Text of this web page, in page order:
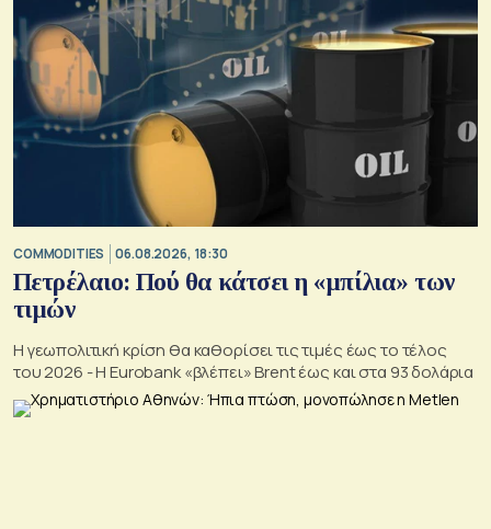
COMMODITIES 06.08.2026, 18:30
Πετρέλαιο: Πού θα κάτσει η «μπίλια» των
τιμών
Η γεωπολιτική κρίση θα καθορίσει τις τιμές έως το τέλος
του 2026 - Η Eurobank «βλέπει» Brent έως και στα 93 δολάρια